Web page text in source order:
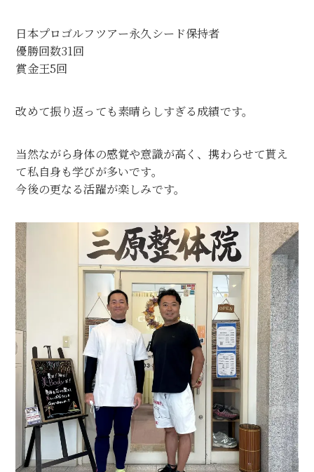
日本プロゴルフツアー永久シード保持者
優勝回数31回
賞金王5回
改めて振り返っても素晴らしすぎる成績です。
当然ながら身体の感覚や意識が高く、携わらせて貰え
て私自身も学びが多いです。
今後の更なる活躍が楽しみです。